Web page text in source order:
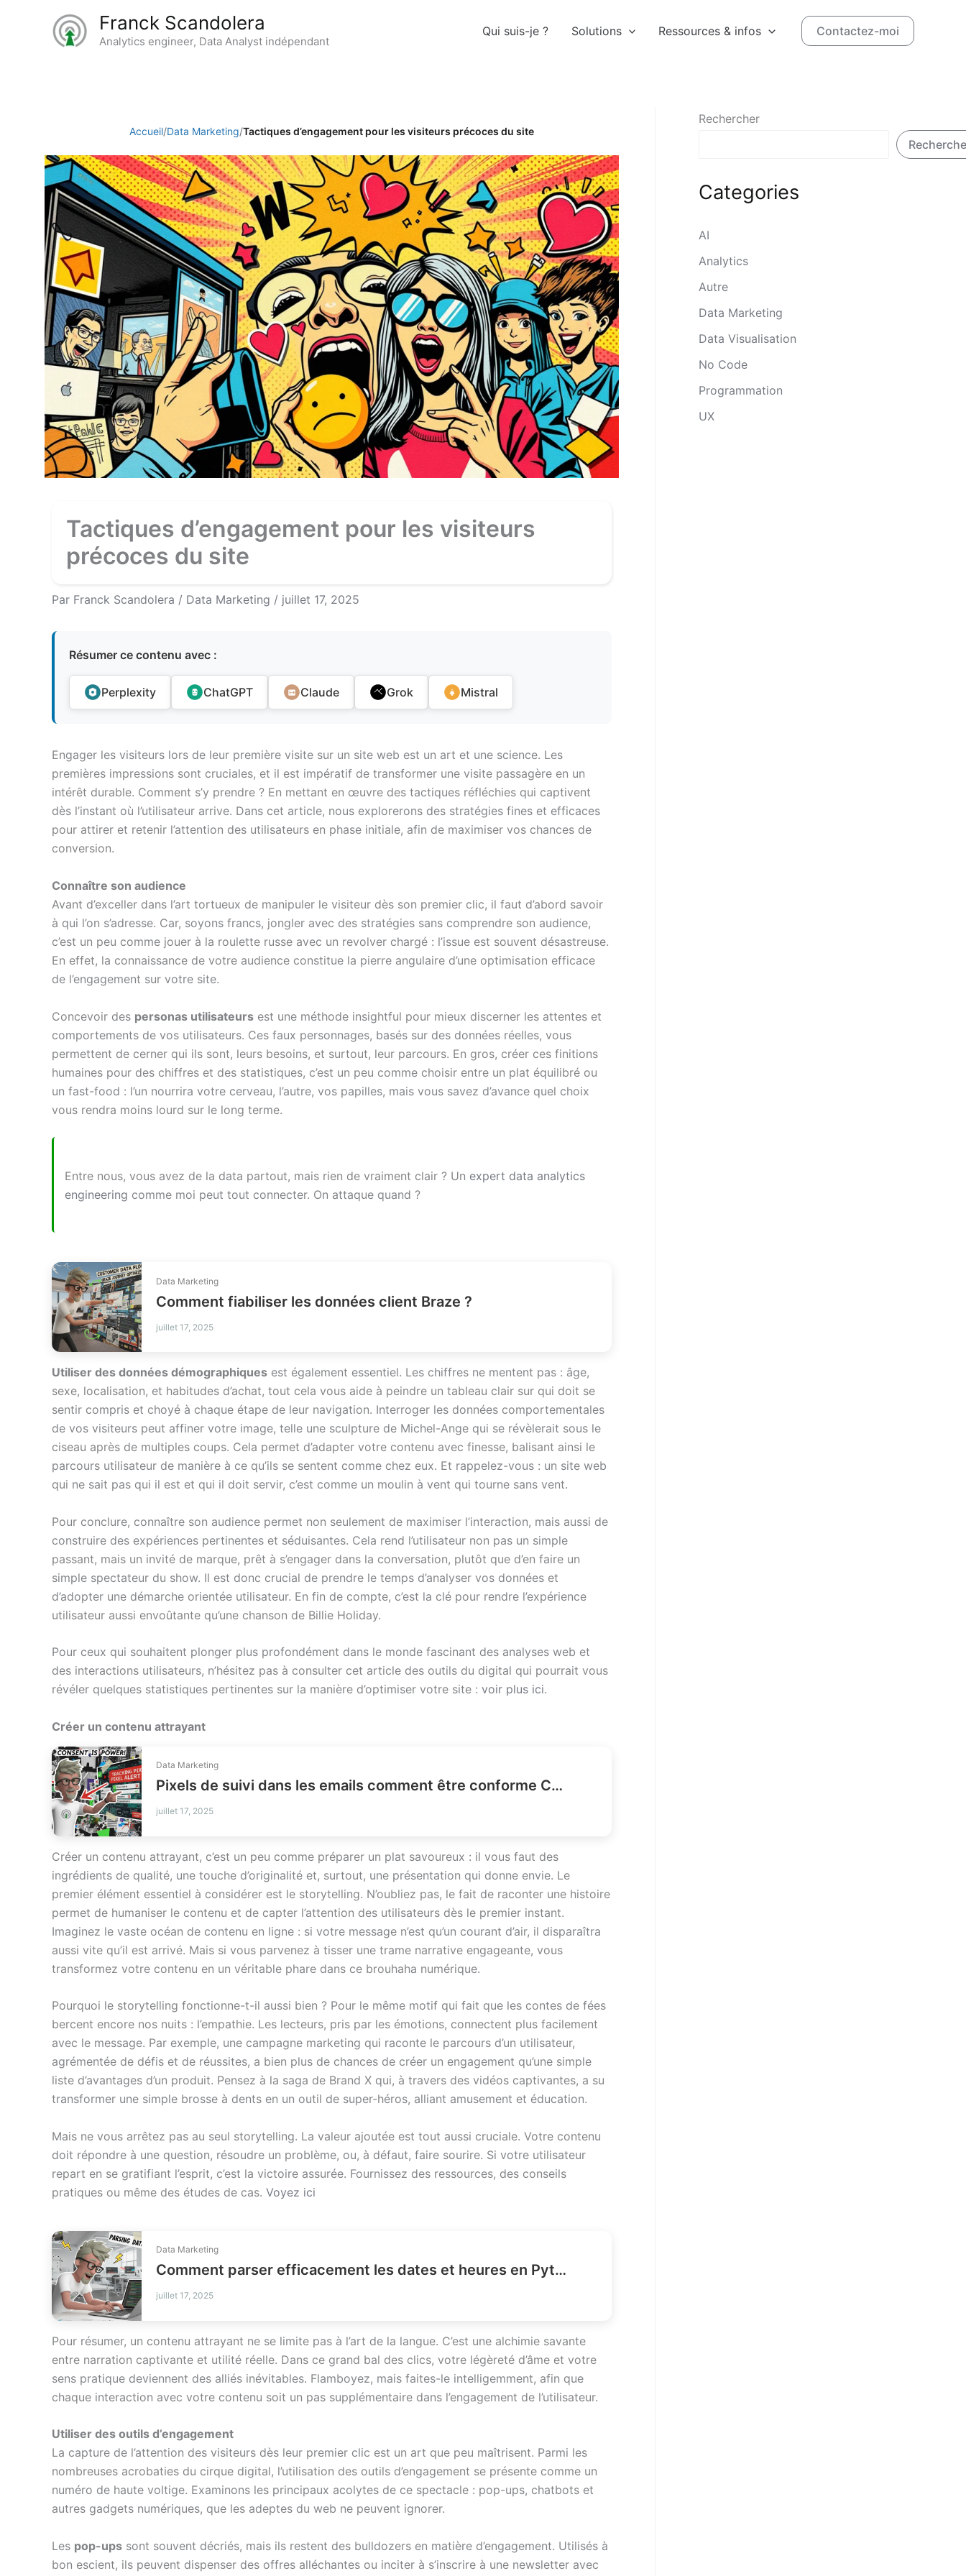
Franck Scandolera
Analytics engineer, Data Analyst indépendant
Qui suis-je ? Solutions Ressources & infos Contactez-moi
Accueil/Data Marketing/Tactiques d’engagement pour les visiteurs précoces du site
Tactiques d’engagement pour les visiteurs
précoces du site
Par Franck Scandolera / Data Marketing / juillet 17, 2025
Résumer ce contenu avec :
Perplexity ChatGPT Claude Grok Mistral
Engager les visiteurs lors de leur première visite sur un site web est un art et une science. Les
premières impressions sont cruciales, et il est impératif de transformer une visite passagère en un
intérêt durable. Comment s’y prendre ? En mettant en œuvre des tactiques réfléchies qui captivent
dès l’instant où l’utilisateur arrive. Dans cet article, nous explorerons des stratégies fines et efficaces
pour attirer et retenir l’attention des utilisateurs en phase initiale, afin de maximiser vos chances de
conversion.
Connaître son audience
Avant d’exceller dans l’art tortueux de manipuler le visiteur dès son premier clic, il faut d’abord savoir
à qui l’on s’adresse. Car, soyons francs, jongler avec des stratégies sans comprendre son audience,
c’est un peu comme jouer à la roulette russe avec un revolver chargé : l’issue est souvent désastreuse.
En effet, la connaissance de votre audience constitue la pierre angulaire d’une optimisation efficace
de l’engagement sur votre site.
Concevoir des personas utilisateurs est une méthode insightful pour mieux discerner les attentes et
comportements de vos utilisateurs. Ces faux personnages, basés sur des données réelles, vous
permettent de cerner qui ils sont, leurs besoins, et surtout, leur parcours. En gros, créer ces finitions
humaines pour des chiffres et des statistiques, c’est un peu comme choisir entre un plat équilibré ou
un fast-food : l’un nourrira votre cerveau, l’autre, vos papilles, mais vous savez d’avance quel choix
vous rendra moins lourd sur le long terme.
Entre nous, vous avez de la data partout, mais rien de vraiment clair ? Un expert data analytics
engineering comme moi peut tout connecter. On attaque quand ?
Data Marketing
Comment fiabiliser les données client Braze ?
juillet 17, 2025
Utiliser des données démographiques est également essentiel. Les chiffres ne mentent pas : âge,
sexe, localisation, et habitudes d’achat, tout cela vous aide à peindre un tableau clair sur qui doit se
sentir compris et choyé à chaque étape de leur navigation. Interroger les données comportementales
de vos visiteurs peut affiner votre image, telle une sculpture de Michel-Ange qui se révèlerait sous le
ciseau après de multiples coups. Cela permet d’adapter votre contenu avec finesse, balisant ainsi le
parcours utilisateur de manière à ce qu’ils se sentent comme chez eux. Et rappelez-vous : un site web
qui ne sait pas qui il est et qui il doit servir, c’est comme un moulin à vent qui tourne sans vent.
Pour conclure, connaître son audience permet non seulement de maximiser l’interaction, mais aussi de
construire des expériences pertinentes et séduisantes. Cela rend l’utilisateur non pas un simple
passant, mais un invité de marque, prêt à s’engager dans la conversation, plutôt que d’en faire un
simple spectateur du show. Il est donc crucial de prendre le temps d’analyser vos données et
d’adopter une démarche orientée utilisateur. En fin de compte, c’est la clé pour rendre l’expérience
utilisateur aussi envoûtante qu’une chanson de Billie Holiday.
Pour ceux qui souhaitent plonger plus profondément dans le monde fascinant des analyses web et
des interactions utilisateurs, n’hésitez pas à consulter cet article des outils du digital qui pourrait vous
révéler quelques statistiques pertinentes sur la manière d’optimiser votre site : voir plus ici.
Créer un contenu attrayant
Data Marketing
Pixels de suivi dans les emails comment être conforme CNIL ?
juillet 17, 2025
Créer un contenu attrayant, c’est un peu comme préparer un plat savoureux : il vous faut des
ingrédients de qualité, une touche d’originalité et, surtout, une présentation qui donne envie. Le
premier élément essentiel à considérer est le storytelling. N’oubliez pas, le fait de raconter une histoire
permet de humaniser le contenu et de capter l’attention des utilisateurs dès le premier instant.
Imaginez le vaste océan de contenu en ligne : si votre message n’est qu’un courant d’air, il disparaîtra
aussi vite qu’il est arrivé. Mais si vous parvenez à tisser une trame narrative engageante, vous
transformez votre contenu en un véritable phare dans ce brouhaha numérique.
Pourquoi le storytelling fonctionne-t-il aussi bien ? Pour le même motif qui fait que les contes de fées
bercent encore nos nuits : l’empathie. Les lecteurs, pris par les émotions, connectent plus facilement
avec le message. Par exemple, une campagne marketing qui raconte le parcours d’un utilisateur,
agrémentée de défis et de réussites, a bien plus de chances de créer un engagement qu’une simple
liste d’avantages d’un produit. Pensez à la saga de Brand X qui, à travers des vidéos captivantes, a su
transformer une simple brosse à dents en un outil de super-héros, alliant amusement et éducation.
Mais ne vous arrêtez pas au seul storytelling. La valeur ajoutée est tout aussi cruciale. Votre contenu
doit répondre à une question, résoudre un problème, ou, à défaut, faire sourire. Si votre utilisateur
repart en se gratifiant l’esprit, c’est la victoire assurée. Fournissez des ressources, des conseils
pratiques ou même des études de cas. Voyez ici
Data Marketing
Comment parser efficacement les dates et heures en Python ?
juillet 17, 2025
Pour résumer, un contenu attrayant ne se limite pas à l’art de la langue. C’est une alchimie savante
entre narration captivante et utilité réelle. Dans ce grand bal des clics, votre légèreté d’âme et votre
sens pratique deviennent des alliés inévitables. Flamboyez, mais faites-le intelligemment, afin que
chaque interaction avec votre contenu soit un pas supplémentaire dans l’engagement de l’utilisateur.
Utiliser des outils d’engagement
La capture de l’attention des visiteurs dès leur premier clic est un art que peu maîtrisent. Parmi les
nombreuses acrobaties du cirque digital, l’utilisation des outils d’engagement se présente comme un
numéro de haute voltige. Examinons les principaux acolytes de ce spectacle : pop-ups, chatbots et
autres gadgets numériques, que les adeptes du web ne peuvent ignorer.
Les pop-ups sont souvent décriés, mais ils restent des bulldozers en matière d’engagement. Utilisés à
bon escient, ils peuvent dispenser des offres alléchantes ou inciter à s’inscrire à une newsletter avec
Rechercher
Categories
AI
Analytics
Autre
Data Marketing
Data Visualisation
No Code
Programmation
UX